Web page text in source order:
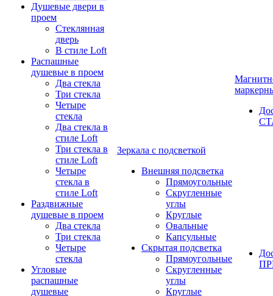
Душевые двери в
проем
Стеклянная
дверь
В стиле Loft
Распашные
душевые в проем
Два стекла
Три стекла
Четыре
стекла
Два стекла в
стиле Loft
Три стекла в
стиле Loft
Четыре
стекла в
стиле Loft
Раздвижные
душевые в проем
Два стекла
Три стекла
Четыре
стекла
Угловые
распашные
душевые
Зеркала с подсветкой
Внешняя подсветка
Прямоугольные
Скругленные
углы
Круглые
Овальные
Капсульные
Скрытая подсветка
Прямоугольные
Скругленные
углы
Круглые